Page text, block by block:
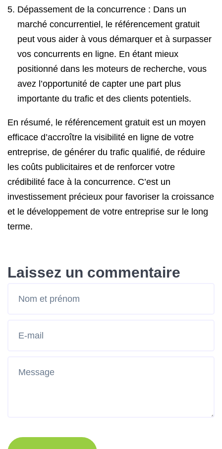
Dépassement de la concurrence : Dans un
marché concurrentiel, le référencement gratuit
peut vous aider à vous démarquer et à surpasser
vos concurrents en ligne. En étant mieux
positionné dans les moteurs de recherche, vous
avez l’opportunité de capter une part plus
importante du trafic et des clients potentiels.
En résumé, le référencement gratuit est un moyen
efficace d’accroître la visibilité en ligne de votre
entreprise, de générer du trafic qualifié, de réduire
les coûts publicitaires et de renforcer votre
crédibilité face à la concurrence. C’est un
investissement précieux pour favoriser la croissance
et le développement de votre entreprise sur le long
terme.
Laissez un commentaire